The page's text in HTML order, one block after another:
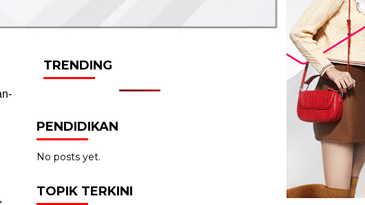
TRENDING
PENDIDIKAN
No posts yet.
TOPIK TERKINI